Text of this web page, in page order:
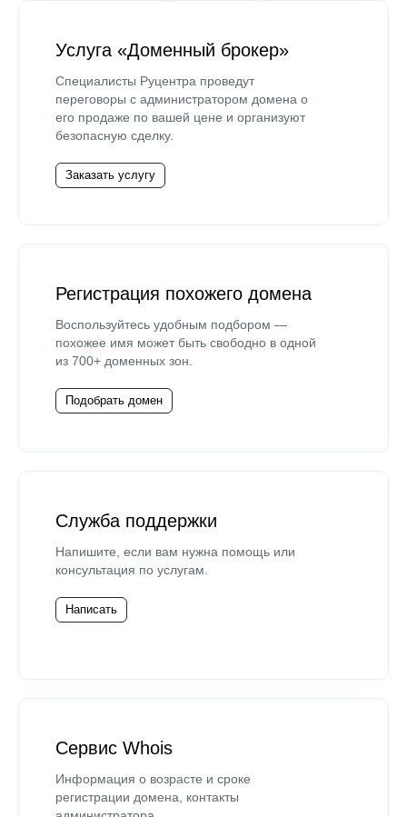
Услуга «Доменный брокер»
Специалисты Руцентра проведут
переговоры с администратором домена о
его продаже по вашей цене и организуют
безопасную сделку.
Заказать услугу
Регистрация похожего домена
Воспользуйтесь удобным подбором —
похожее имя может быть свободно в одной
из 700+ доменных зон.
Подобрать домен
Служба поддержки
Напишите, если вам нужна помощь или
консультация по услугам.
Написать
Сервис Whois
Информация о возрасте и сроке
регистрации домена, контакты